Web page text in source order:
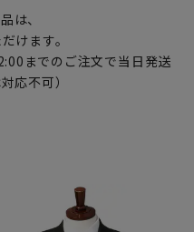
は、
けます。
までのご注文で当日発送
応不可）